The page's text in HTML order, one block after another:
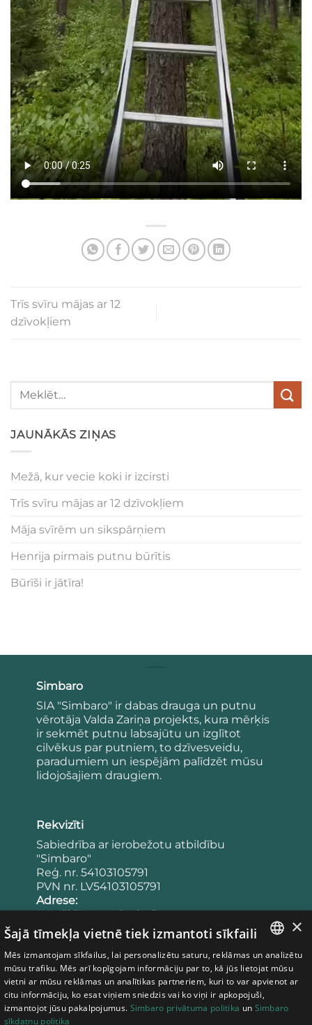
Trīs svīru mājas ar 12
dzīvokļiem
JAUNĀKĀS ZIŅAS
Mežā, kur vecie koki ir izcirsti
Trīs svīru mājas ar 12 dzīvokļiem
Māja svīrēm un sikspārņiem
Henrija pirmais putnu būrītis
Būrīši ir jātīra!
Simbaro
SIA "Simbaro" ir dabas drauga un putnu
vērotāja Valda Zariņa projekts, kura mērķis
ir sekmēt putnu labsajūtu un izglītot
cilvēkus par putniem, to dzīvesveidu,
paradumiem un iespējām palīdzēt mūsu
lidojošajiem draugiem.
Rekvizīti
Sabiedrība ar ierobežotu atbildību
"Simbaro"
Reģ. nr. 54103105791
PVN nr. LV54103105791
Adrese:
"Lācīši 3", Agra, Drabešu pagasts,
Cēsu novads, LV-4101
Latvija
Banka:
Konta numurs: LV65UNLA0050023953443
Bankas kods: UNLALV2X
LATVIAN
ESTONIAN
LITHUANIAN
×
Šajā tīmekļa vietnē tiek izmantoti sīkfaili
Mēs izmantojam sīkfailus, lai personalizētu saturu, reklāmas un analizētu
mūsu trafiku. Mēs arī kopīgojam informāciju par to, kā jūs lietojat mūsu
vietni ar mūsu reklāmas un analītikas partneriem, kuri to var apvienot ar
citu informāciju, ko esat viņiem sniedzis vai ko viņi ir apkopojuši,
izmantojot jūsu pakalpojumus. Simbaro privātuma politika un Simbaro
sīkdatņu politika